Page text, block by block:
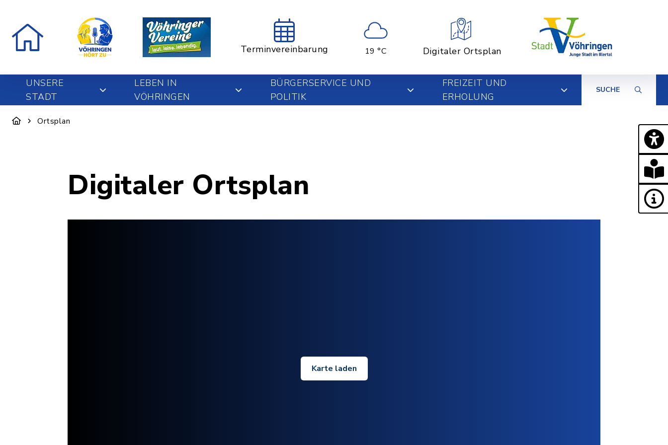
Terminvereinbarung 19 °C Digitaler Ortsplan
UNSERE
STADT
LEBEN IN
VÖHRINGEN
BÜRGERSERVICE UND
POLITIK
FREIZEIT UND
ERHOLUNG
SUCHE
Ortsplan
Digitaler Ortsplan
Karte laden